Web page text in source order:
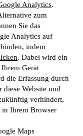
Analytics.
zum
Sie das
Analytics auf
indem
. Dabei wird ein
Gerät
die Erfassung durch
Website und
verhindert,
in Ihrem Browser
Maps